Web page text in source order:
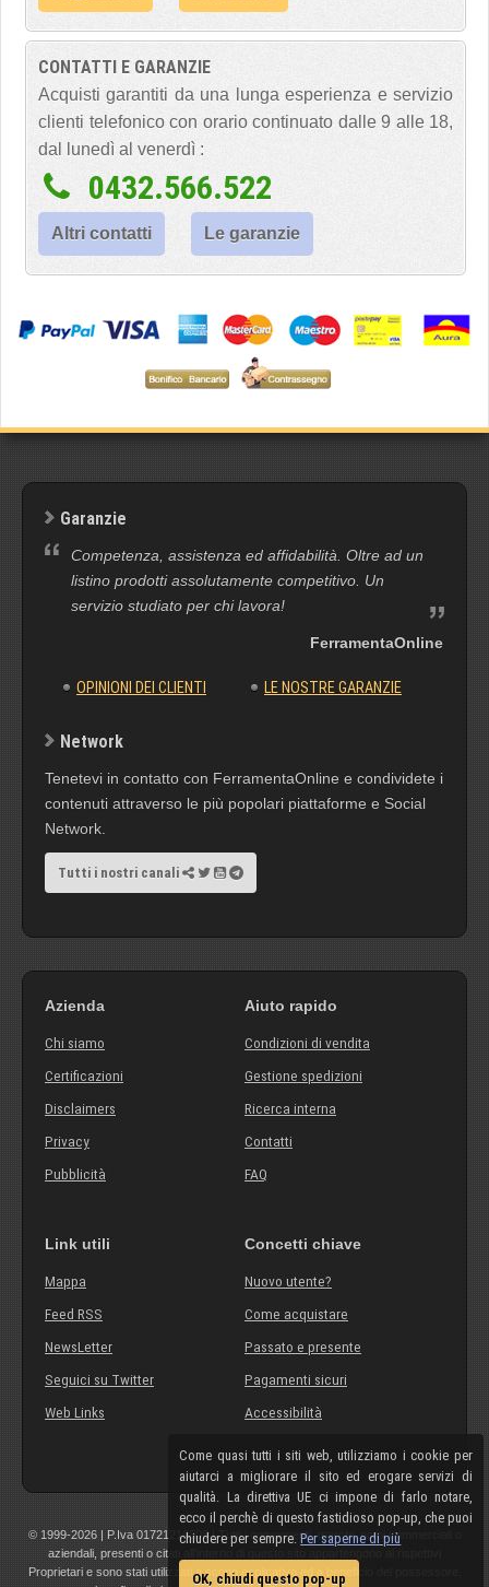
Come quasi tutti i siti web, utilizziamo i cookie per
aiutarci a migliorare il sito ed erogare servizi di
qualità. La direttiva UE ci impone di farlo notare,
ecco il perchè di questo fastidioso pop-up, che puoi
chiudere per sempre.Per saperne di più
OK, chiudi questo pop-up
CONTATTI E GARANZIE
Acquisti garantiti da una lunga esperienza e servizio
clienti telefonico con orario continuato dalle 9 alle 18,
dal lunedì al venerdì :
0432.566.522
Altri contatti Le garanzie
Garanzie
Competenza, assistenza ed affidabilità. Oltre ad un
listino prodotti assolutamente competitivo. Un
servizio studiato per chi lavora!
FerramentaOnline
OPINIONI DEI CLIENTI LE NOSTRE GARANZIE
Network
Tenetevi in contatto con FerramentaOnline e condividete i
contenuti attraverso le più popolari piattaforme e Social
Network.
Tutti i nostri canali
Azienda
Chi siamo
Certificazioni
Disclaimers
Privacy
Pubblicità
Aiuto rapido
Condizioni di vendita
Gestione spedizioni
Ricerca interna
Contatti
FAQ
Link utili
Mappa
Feed RSS
NewsLetter
Seguici su Twitter
Web Links
Concetti chiave
Nuovo utente?
Come acquistare
Passato e presente
Pagamenti sicuri
Accessibilità
© 1999-2026 | P.Iva 01721210308 | Tutti i componenti, marchi, nomi commerciali o
aziendali, presenti o citati all'interno di questo sito appartengono ai rispettivi
Proprietari e sono stati utilizzati a scopo esplicativo ed a beneficio del possessore,